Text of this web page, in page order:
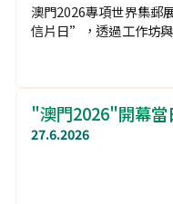
澳門2026專項世界集郵
信片日”，透過工作坊與